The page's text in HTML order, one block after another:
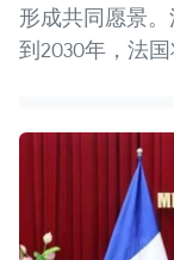
形成共同愿景
到2030年，法